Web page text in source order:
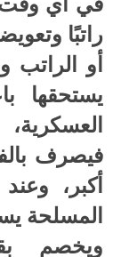
راتبًا
أو الراتب
يستحقها
العسكرية،
فيصرف
أكبر،
المسلحة
ويخصم